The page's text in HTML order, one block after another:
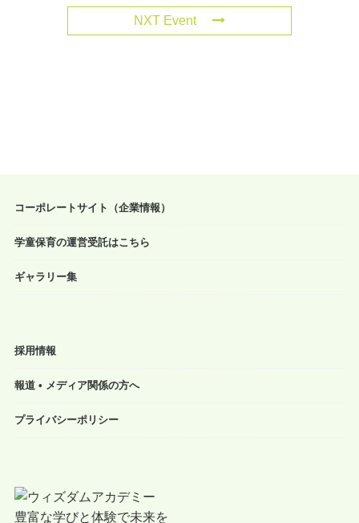
NXT Event
コーポレートサイト（企業情報）
学童保育の運営受託はこちら
ギャラリー集
採用情報
報道 • メディア関係の方へ
プライバシーポリシー